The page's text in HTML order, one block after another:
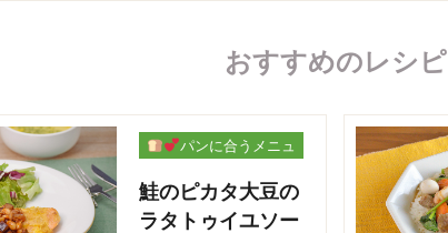
おすすめのレシピ
パンに合うメニュ
鮭のピカタ大豆の
ラタトゥイユソー